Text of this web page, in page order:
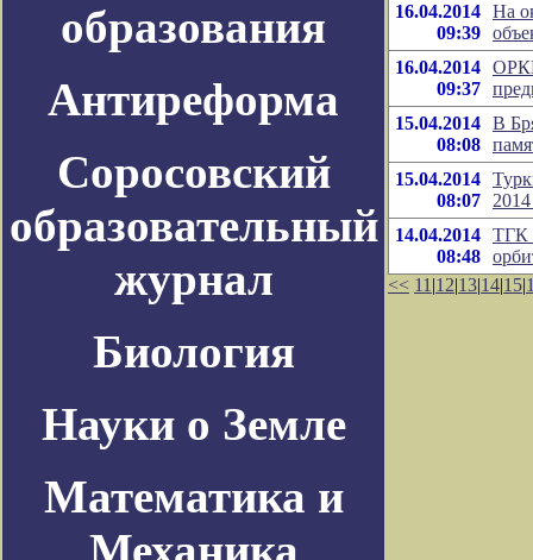
образования
Антиреформа
Соросовский
образовательный
журнал
Биология
Науки о Земле
Математика и
16.04.2014
09:39
На
16.04.2014
09:37
15.04.2014
08:08
В
15.04.2014
08:07
14.04.2014
08:48
ТГК
<< 11 |12|13|14|15|